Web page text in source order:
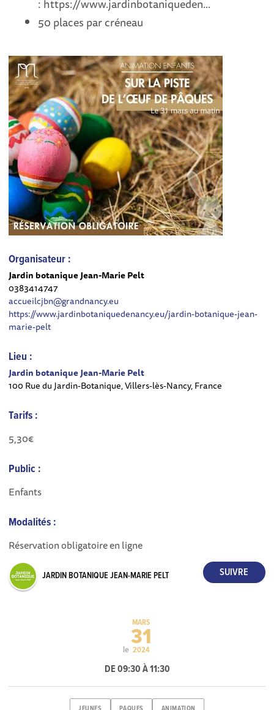
: https://www.jardinbotaniqueden...
50 places par créneau
Organisateur :
Jardin botanique Jean-Marie Pelt
0383414747
accueilcjbn@grandnancy.eu
https://www.jardinbotaniquedenancy.eu/jardin-botanique-jean-
marie-pelt
Lieu :
Jardin botanique Jean-Marie Pelt
100 Rue du Jardin-Botanique, Villers-lès-Nancy, France
Tarifs :
5,30€
Public :
Enfants
Modalités :
Réservation obligatoire en ligne
JARDIN BOTANIQUE JEAN-MARIE PELT
le
MARS
31
2024
DE 09:30 À 11:30